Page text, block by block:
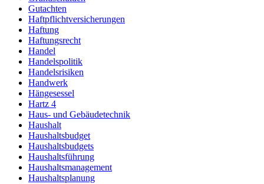
Gutachten
Haftpflichtversicherungen
Haftung
Haftungsrecht
Handel
Handelspolitik
Handelsrisiken
Handwerk
Hängesessel
Hartz 4
Haus- und Gebäudetechnik
Haushalt
Haushaltsbudget
Haushaltsbudgets
Haushaltsführung
Haushaltsmanagement
Haushaltsplanung